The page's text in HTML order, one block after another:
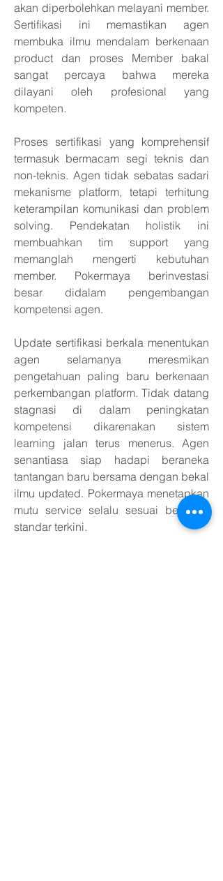
akan diperbolehkan melayani member.
Sertifikasi ini memastikan agen
membuka ilmu mendalam berkenaan
product dan proses Member bakal
sangat percaya bahwa mereka
dilayani oleh profesional yang
kompeten.
Proses sertifikasi yang komprehensif
termasuk bermacam segi teknis dan
non-teknis. Agen tidak sebatas sadari
mekanisme platform, tetapi terhitung
keterampilan komunikasi dan problem
solving. Pendekatan holistik ini
membuahkan tim support yang
memanglah mengerti kebutuhan
member. Pokermaya berinvestasi
besar didalam pengembangan
kompetensi agen.
Update sertifikasi berkala menentukan
agen selamanya meresmikan
pengetahuan paling baru berkenaan
perkembangan platform. Tidak datang
stagnasi di dalam peningkatan
kompetensi dikarenakan sistem
learning jalan terus menerus. Agen
senantiasa siap hadapi beraneka
tantangan baru bersama dengan bekal
ilmu updated. Pokermaya menetapkan
mutu service selalu sesuai bersama
standar terkini.